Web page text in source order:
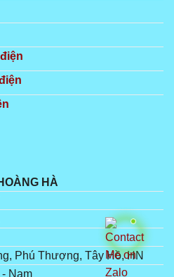
HÀ
Phú Thượng, Tây Hồ, HN
Nam